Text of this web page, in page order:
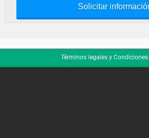
Solicitar
Términos legales y Condiciones